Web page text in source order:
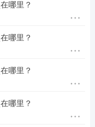
他与考试无关的物
存放的个人物品。
哪里？
哪里？
哪里？
哪里？